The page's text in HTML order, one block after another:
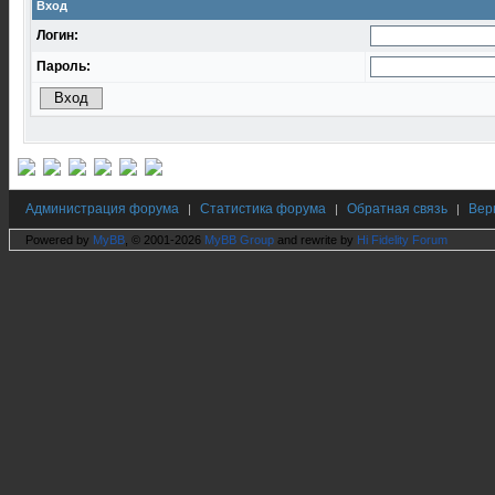
Вход
Логин:
Пароль:
Администрация форума | Статистика форума | Обратная связь |
Powered by MyBB , © 2001-2026 MyBB Group and rewrite by Hi Fidelity Forum